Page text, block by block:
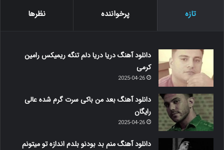
تازه پرخواننده نظرها
دانلود آهنگ دریا دریا دلم تنگه ریمیکس رامین
کرمی
2025-04-26
دانلود آهنگ بعد من باکی سرت گرم شده عالی
رایگان
2025-04-26
دانلود آهنگ منم بد بودنو بلدم اندازه تو میتونم